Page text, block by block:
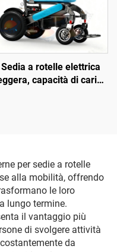
Sedia a rotelle elettrica
capacità di carico
per sedie a rotelle
alla mobilità, offrendo
le loro
lungo termine.
il vantaggio più
di svolgere attività
da